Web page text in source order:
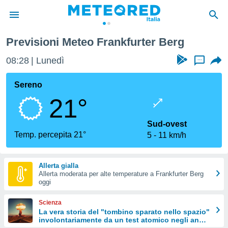
di
per
le
di
Web
le
Previsioni Meteo Frankfurter Berg
08:28 Lunedì ...
Sereno
21°
Temp. percepita 21°
Sud-ovest
5
11 km/h
Allerta gialla
Allerta moderata per alte temperature a Frankfurter Berg
oggi
Scienza
La vera storia del "tombino sparato nello spazio"
involontariamente da un test atomico negli anni